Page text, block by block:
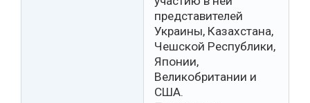
представителей
Украины, Казахстана,
Чешской Республики,
Японии,
Великобритании и
США.